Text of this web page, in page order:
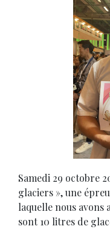
Samedi 29 octobre
glaciers », une
laquelle nous avons
sont 10 litres de